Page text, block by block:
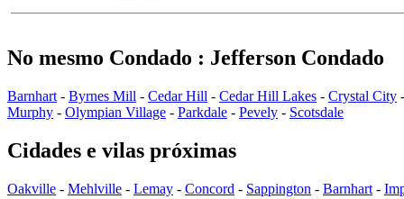
No mesmo Condado : Jefferson Condado
Barnhart - Byrnes Mill - Cedar Hill - Cedar Hill Lakes - Crystal City
Murphy - Olympian Village - Parkdale - Pevely - Scotsdale
Cidades e vilas próximas
Oakville - Mehlville - Lemay - Concord - Sappington - Barnhart -